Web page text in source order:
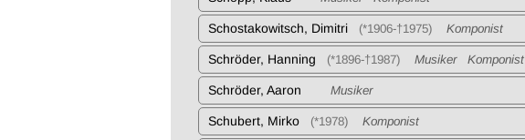
Schostakowitsch, Dimitri (*1906-†1975) Komponist
Schröder, Hanning (*1896-†1987) Musiker Komponist
Schröder, Aaron Musiker
Schubert, Mirko (*1978) Komponist